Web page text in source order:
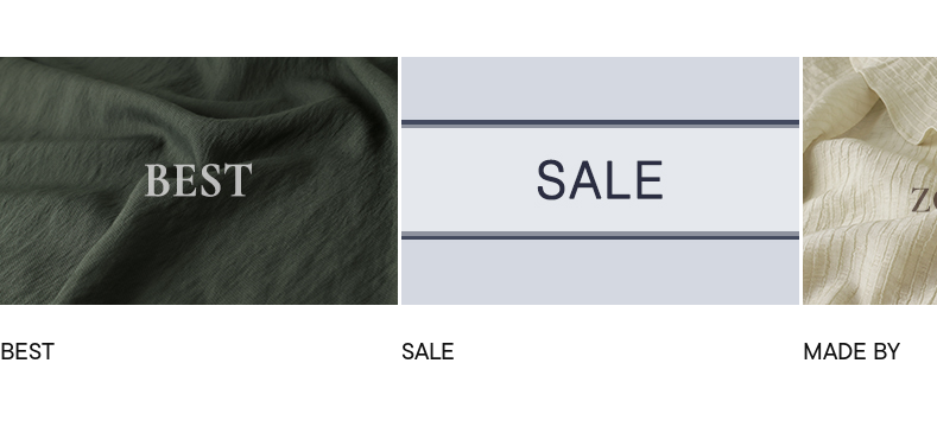
BEST SALE MADE BY